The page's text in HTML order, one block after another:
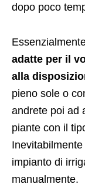
dopo poco
adatte per il
alla
pieno sole o
andrete poi ad
piante con il
impianto di
manualmente.